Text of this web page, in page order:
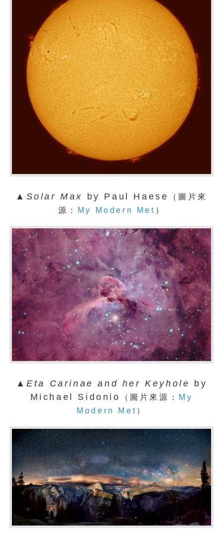
▲ Solar Max by Paul Haese
（圖片來
源：
My Modern Met ）
▲Eta Carinae and her Keyhole
by
Michael Sidonio
（圖片來源：
My
Modern Met ）